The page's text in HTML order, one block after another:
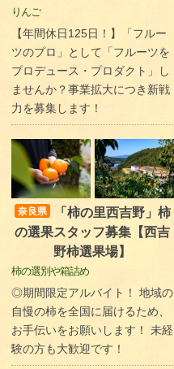
りんご
【年間休日125日！】「フルー
ツのプロ」として「フルーツを
プロデュース・プロダクト」し
ませんか？事業拡大につき新戦
力を募集します！
奈良県
「柿の里西吉野」柿
の選果スタッフ募集【西吉
野柿選果場】
柿の選別や箱詰め
◎期間限定アルバイト！ 地域の
自慢の柿を全国に届けるため、
お手伝いをお願いします！ 未経
験の方も大歓迎です！